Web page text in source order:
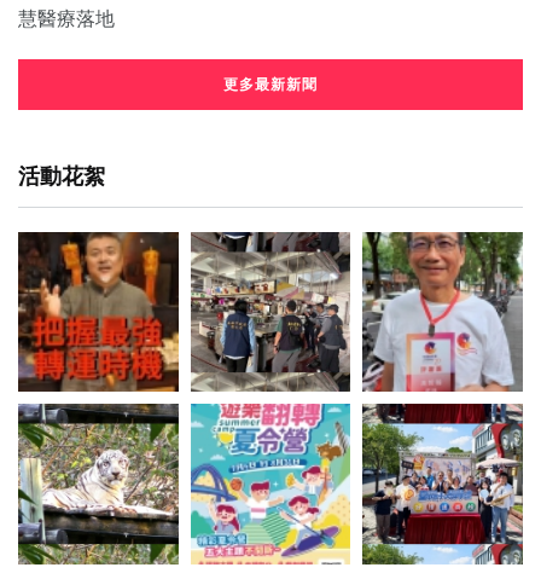
更多最新新聞
活動花絮